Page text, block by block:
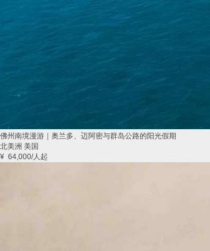
佛州南境漫游｜奥兰多、迈阿密与群岛公路的阳光假期
北美洲 美国
¥ 64,000/人起